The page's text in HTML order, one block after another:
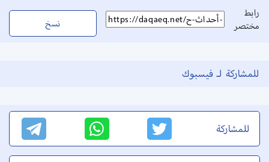
رابط
مختصر
نسخ
للمشاركة لـ فيسبوك
للمشاركة